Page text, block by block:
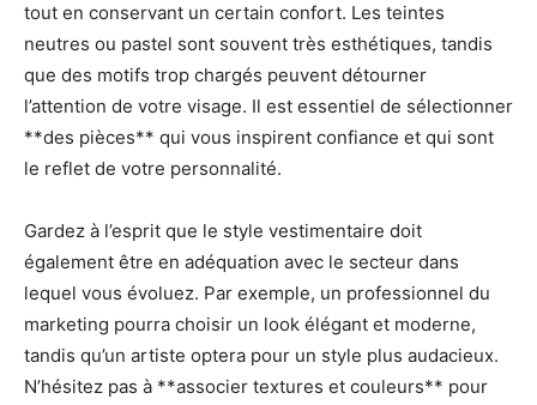
tout en conservant un certain confort. Les teintes
neutres ou pastel sont souvent très esthétiques, tandis
que des motifs trop chargés peuvent détourner
l’attention de votre visage. Il est essentiel de sélectionner
**des pièces** qui vous inspirent confiance et qui sont
le reflet de votre personnalité.
Gardez à l’esprit que le style vestimentaire doit
également être en adéquation avec le secteur dans
lequel vous évoluez. Par exemple, un professionnel du
marketing pourra choisir un look élégant et moderne,
tandis qu’un artiste optera pour un style plus audacieux.
N’hésitez pas à **associer textures et couleurs** pour